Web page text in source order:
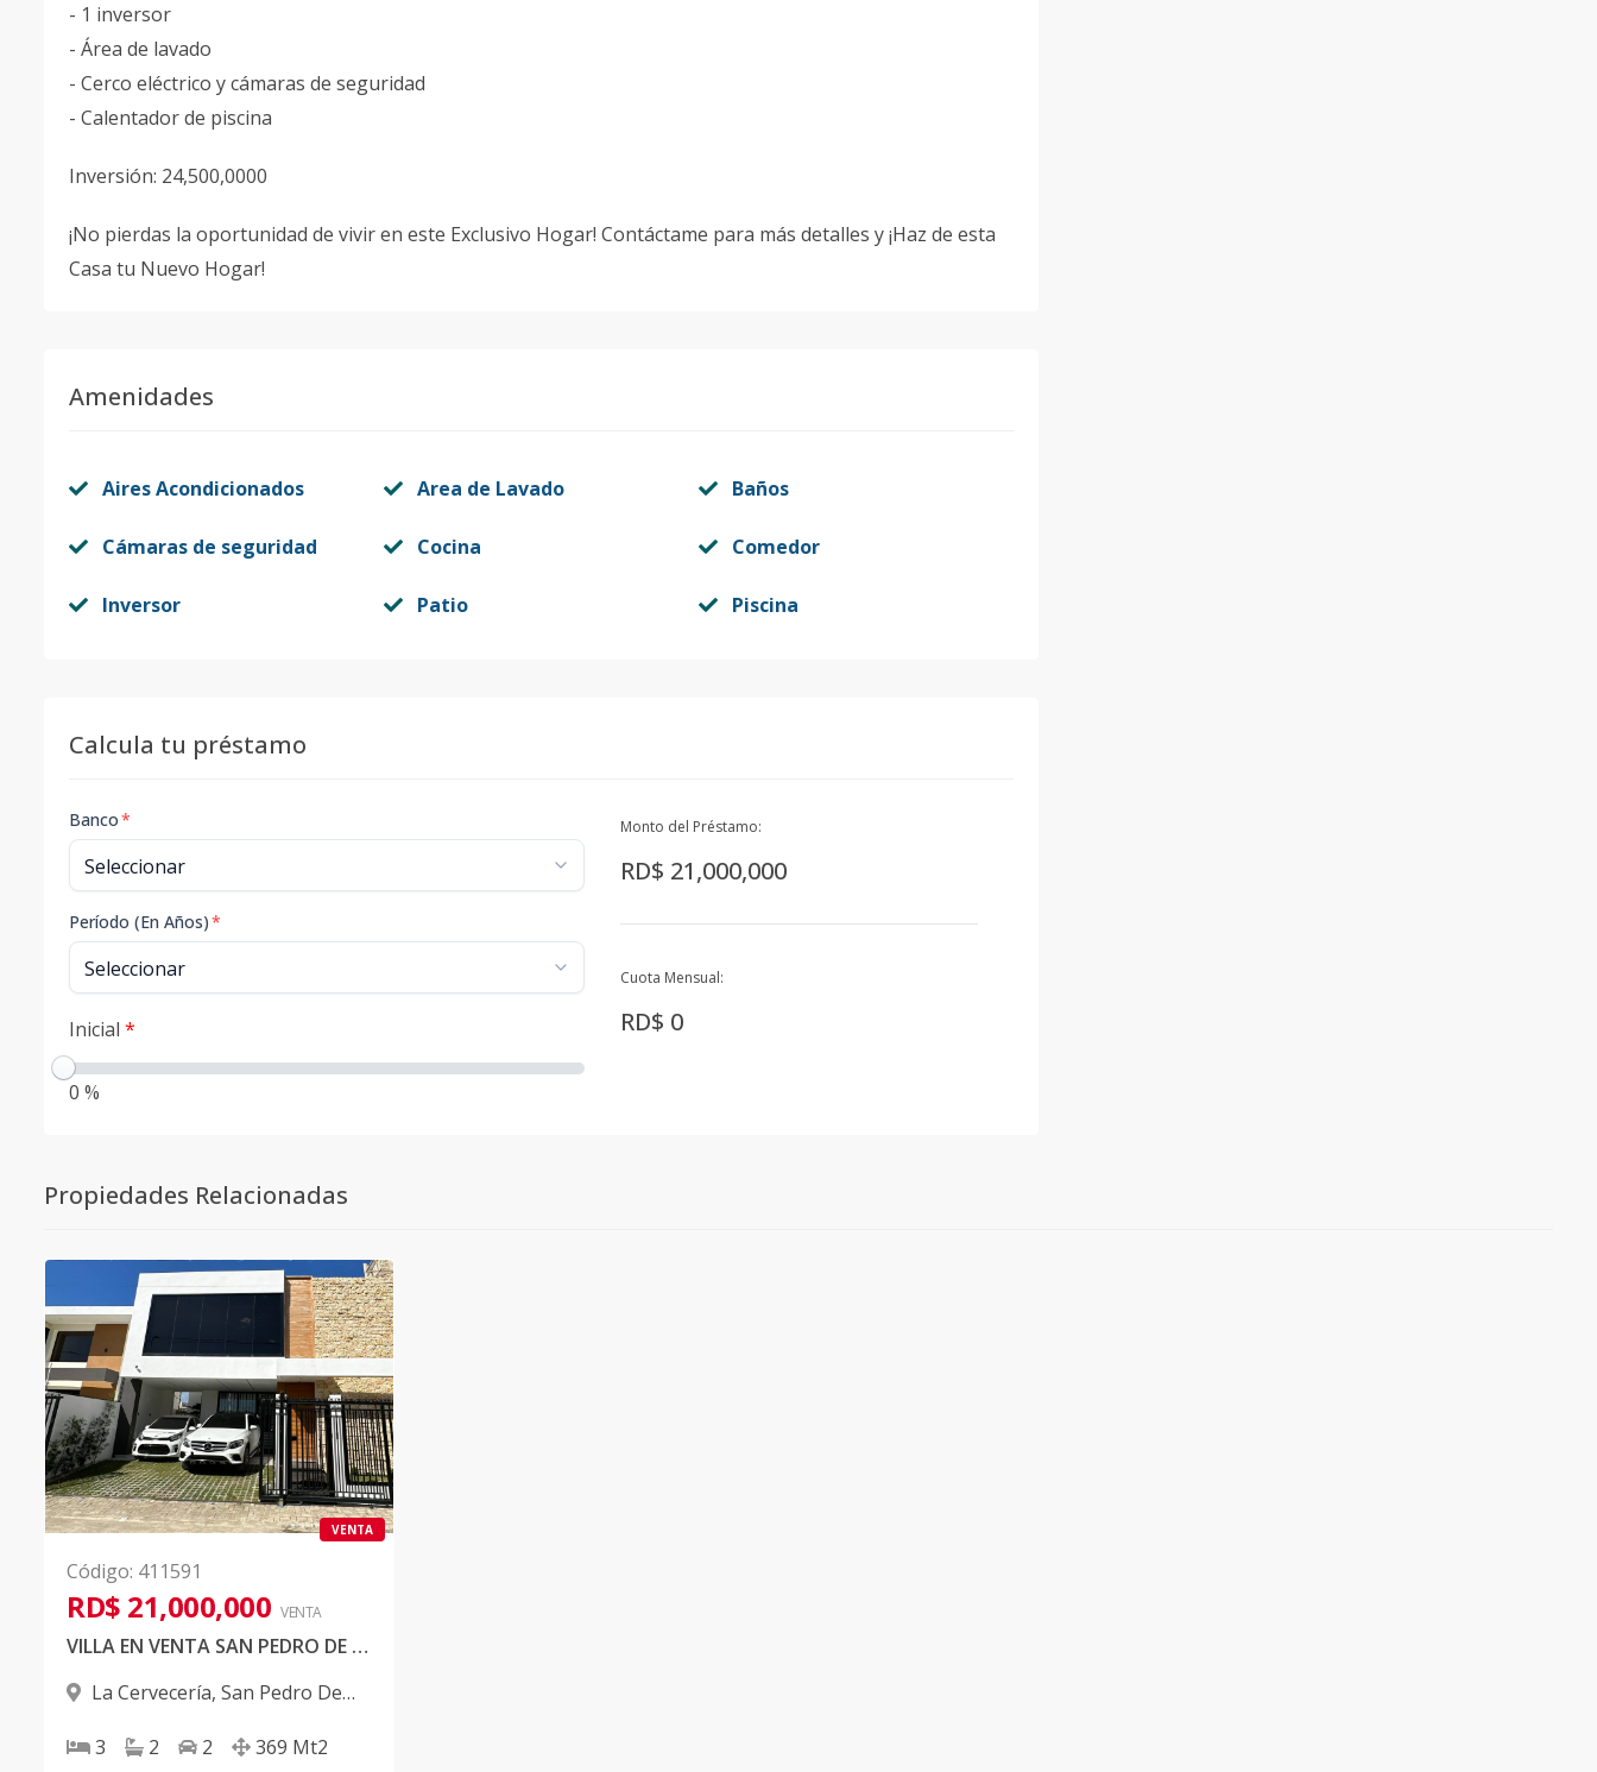
- 1 inversor
- Área de lavado
- Cerco eléctrico y cámaras de seguridad
- Calentador de piscina
Inversión: 24,500,0000
¡No pierdas la oportunidad de vivir en este Exclusivo Hogar! Contáctame para más detalles y ¡Haz de esta
Casa tu Nuevo Hogar!
Amenidades
Aires Acondicionados Area de Lavado Baños
Cámaras de seguridad Cocina Comedor
Inversor Patio Piscina
Calcula tu préstamo
Banco*
Período (En Años)*
Inicial *
0 %
Monto del Préstamo:
RD$ 21,000,000
Cuota Mensual:
RD$ 0
Propiedades Relacionadas
VENTA
Código: 411591
RD$ 21,000,000 VENTA
VILLA EN VENTA SAN PEDRO DE MACORIS
La Cervecería, San Pedro De
3
2 2 369 Mt2